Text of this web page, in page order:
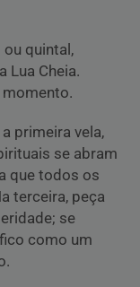
quintal,
Lua Cheia.
momento.
primeira vela,
se abram
que todos os
terceira, peça
se
como um